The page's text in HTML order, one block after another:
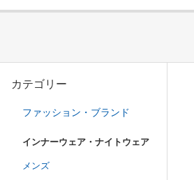
カテゴリー
ファッション・ブランド
インナーウェア・ナイトウェア
メンズ